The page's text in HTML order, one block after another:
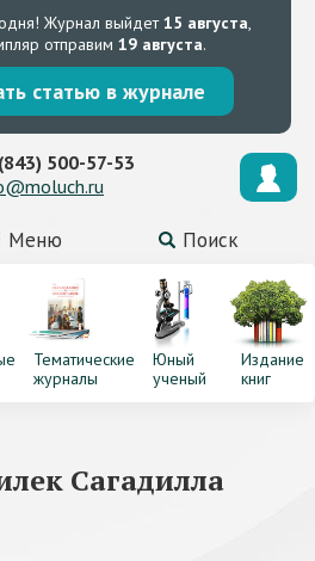
Журнал выйдет15 августа,
отправим 19 августа.
статью в журнале
Меню Поиск
500-57-53
Тематические
журналы
Юный
ученый
Издание
книг
Сагадилла